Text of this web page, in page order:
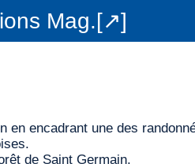
Mag.[↗]
en encadrant une des
de Saint Germain.